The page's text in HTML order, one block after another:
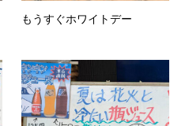
もうすぐホワイトデー